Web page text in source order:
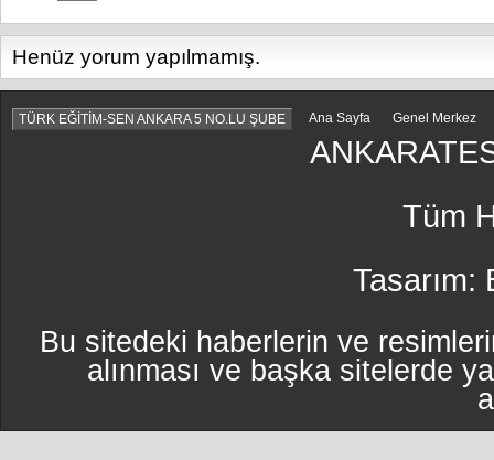
Henüz yorum yapılmamış.
TÜRK EĞİTİM-SEN ANKARA 5 NO.LU ŞUBE Ana Sayfa Genel Merkez
Tüm
Tasarım:
Bu sitedeki haberlerin ve
alınması ve başka sitelerde